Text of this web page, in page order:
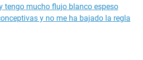
tengo mucho flujo blanco espeso
y no me ha bajado la regla